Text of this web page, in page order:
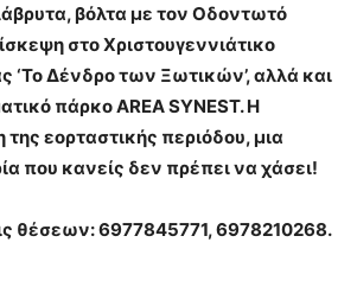
βόλτα με τον Οδοντωτό
στο Χριστουγεννιάτικο
‘Το Δένδρο των Ξωτικών’, αλλά και
πάρκοAREASYNEST. Η
εορταστικής περιόδου, μια
που κανείς δεν πρέπει να χάσει!
θέσεων: 6977845771, 6978210268.